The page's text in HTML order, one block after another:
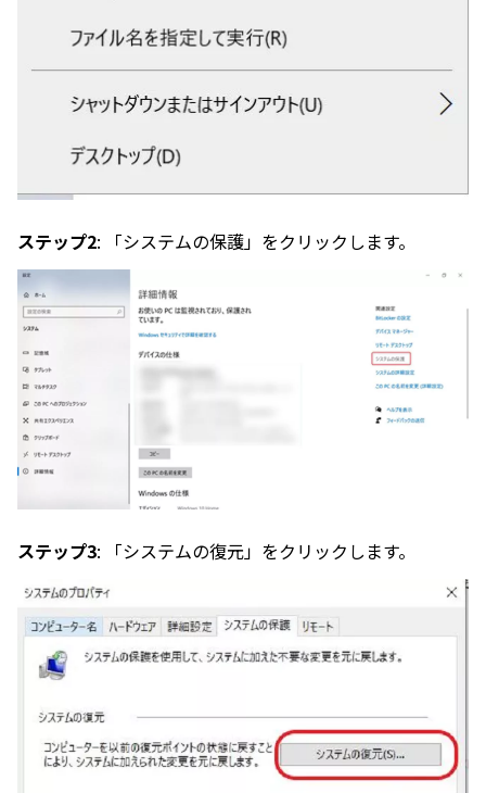
ステップ2: 「システムの保護」をクリックします。
ステップ3: 「システムの復元」をクリックします。